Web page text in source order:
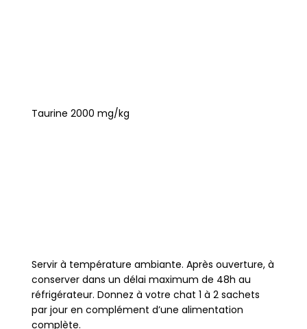
Taurine 2000 mg/kg
Servir à température ambiante. Après ouverture, à
conserver dans un délai maximum de 48h au
réfrigérateur. Donnez à votre chat 1 à 2 sachets
par jour en complément d’une alimentation
complète.